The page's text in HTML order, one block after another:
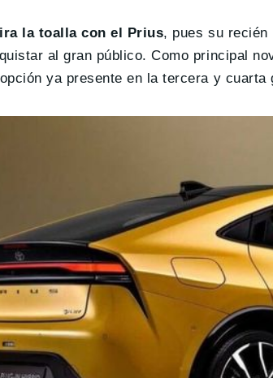
la toalla con el Prius, pues su recién
al gran público. Como principal
ya presente en la tercera y